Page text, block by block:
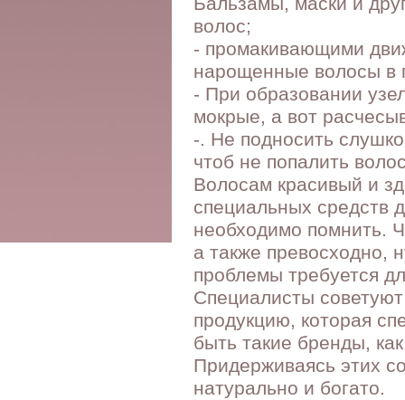
волос;
- промакивающими
нарощенные волосы в
- При образовании
мокрые, а вот
-. Не подносить
чтоб не попалить
Волосам красивый и
специальных средств
необходимо помнить.
а также превосходно,
проблемы требуется
Специалисты
продукцию, которая
быть такие бренды,
Придерживаясь этих
натурально и богато.